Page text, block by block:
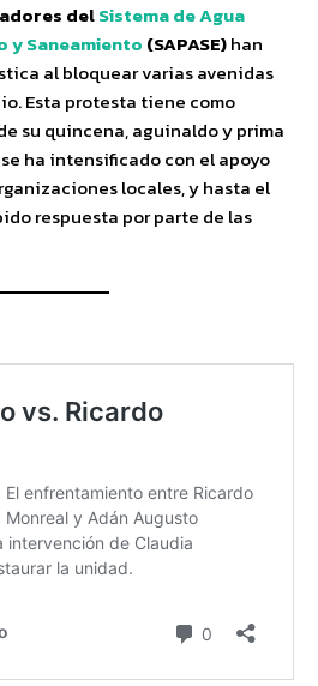
delSistema de Agua
Saneamiento (SAPASE)han
al bloquear varias avenidas
Esta protesta tiene como
su quincena, aguinaldo y prima
ha intensificado con el apoyo
locales, y hasta el
respuesta por parte de las